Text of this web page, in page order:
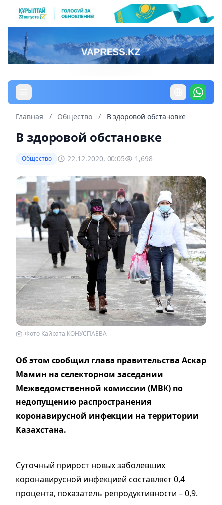
Главная / Общество / В здоровой обстановке
В здоровой обстановке
Общество 22.12.2020, 00:05 1,698
Фото Кайрата КОНУСПАЕВА
Об этом сообщил глава правительства Аскар
Мамин на селекторном заседании
Межведомственной комиссии (МВК) по
недопущению распространения
коронавирусной инфекции на территории
Казахстана.
Суточный прирост новых заболевших
коронавирусной инфекцией составляет 0,4
процента, показатель репродуктивности – 0,9.